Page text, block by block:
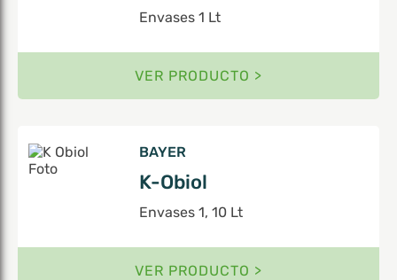
Envases 1 Lt
VER PRODUCTO >
BAYER
K-Obiol
Envases 1, 10 Lt
VER PRODUCTO >